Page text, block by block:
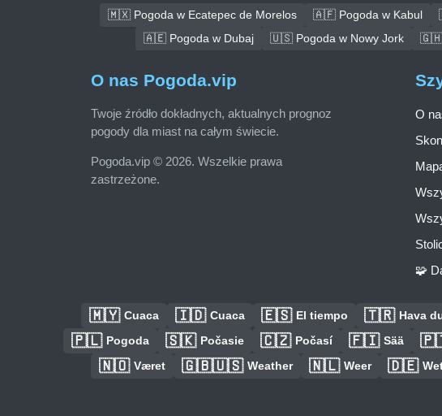
🇲🇽 Pogoda w Ecatepec de Morelos 🇦🇫 Pogoda w Kabul
🇦🇪 Pogoda w Dubaj
🇺🇸 Pogoda w Nowy Jork 🇬🇭
O nas Pogoda.vip
Twoje źródło dokładnych, aktualnych prognoz
pogody dla miast na całym świecie.
Pogoda.vip © 2026. Wszelkie prawa
zastrzeżone.
O
🧩
🇲🇾 Cuaca 🇮🇩 Cuaca 🇪🇸 El tiempo 🇹🇷 Hava
🇵🇱 Pogoda 🇸🇰 Počasie 🇨🇿 Počasí 🇫🇮 Sää
🇳🇴 Været 🇬🇧🇺🇸 Weather 🇳🇱 Weer 🇩🇪